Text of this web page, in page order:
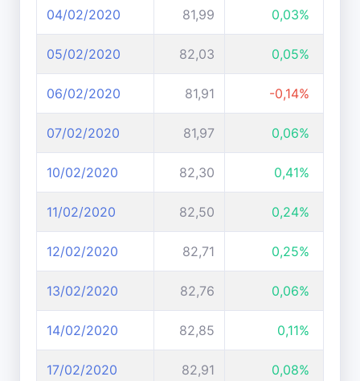
04/02/2020 81,99 0,03%
05/02/2020 82,03 0,05%
06/02/2020 81,91 -0,14%
07/02/2020 81,97 0,06%
10/02/2020 82,30 0,41%
11/02/2020 82,50 0,24%
12/02/2020 82,71 0,25%
13/02/2020 82,76 0,06%
14/02/2020 82,85 0,11%
17/02/2020 82,91 0,08%